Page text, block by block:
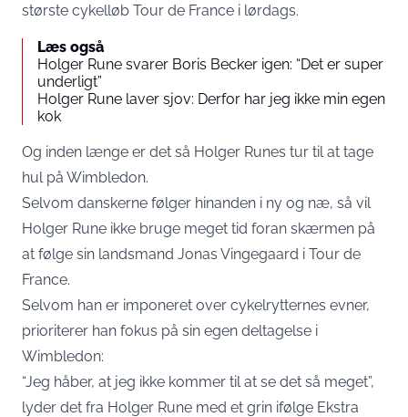
største cykelløb Tour de France i lørdags.
Læs også
Holger Rune svarer Boris Becker igen: “Det er super
underligt”
Holger Rune laver sjov: Derfor har jeg ikke min egen
kok
Og inden længe er det så Holger Runes tur til at tage
hul på Wimbledon.
Selvom danskerne følger hinanden i ny og næ, så vil
Holger Rune ikke bruge meget tid foran skærmen på
at følge sin landsmand Jonas Vingegaard i Tour de
France.
Selvom han er imponeret over cykelrytternes evner,
prioriterer han fokus på sin egen deltagelse i
Wimbledon:
“Jeg håber, at jeg ikke kommer til at se det så meget”,
lyder det fra Holger Rune med et grin ifølge Ekstra